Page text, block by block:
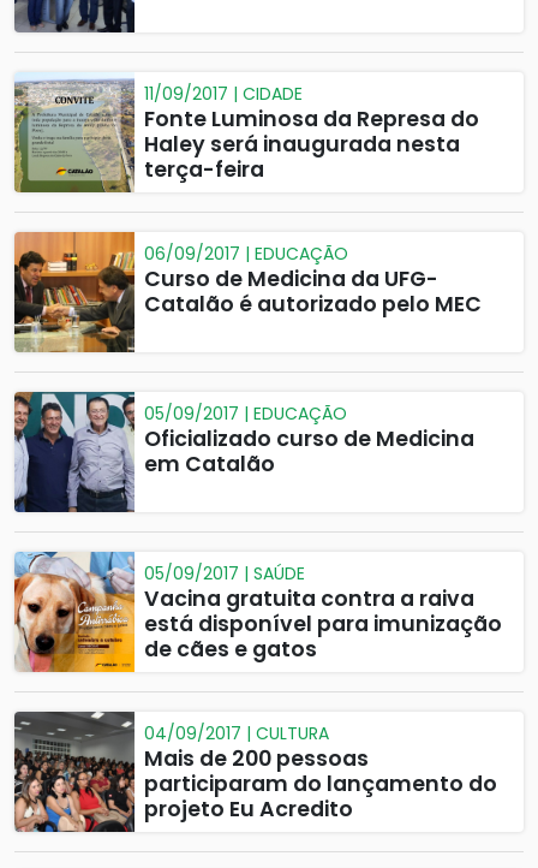
11/09/2017 | CIDADE
Fonte Luminosa da Represa do
Haley será inaugurada nesta
terça-feira
06/09/2017 | EDUCAÇÃO
Curso de Medicina da UFG-
Catalão é autorizado pelo MEC
05/09/2017 | EDUCAÇÃO
Oficializado curso de Medicina
em Catalão
05/09/2017 | SAÚDE
Vacina gratuita contra a raiva
está disponível para imunização
de cães e gatos
04/09/2017 | CULTURA
Mais de 200 pessoas
participaram do lançamento do
projeto Eu Acredito